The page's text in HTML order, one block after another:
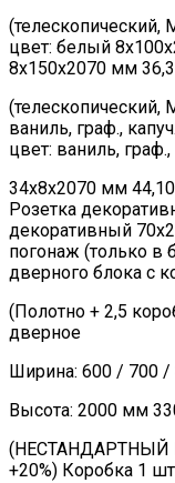
цвет: белый
8х150х2070 мм
ваниль, граф.,
цвет: ваниль,
34х8х2070 мм
Розетка
декоративный
погонаж (только в
дверного блока с
(Полотно + 2,5
дверное
Ширина: 600 / 700
Высота: 2000 мм
(НЕСТАНДАРТНЫЙ
+20%) Коробка 1